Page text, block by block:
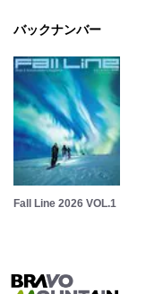
バックナンバー
Fall Line 2026 VOL.1